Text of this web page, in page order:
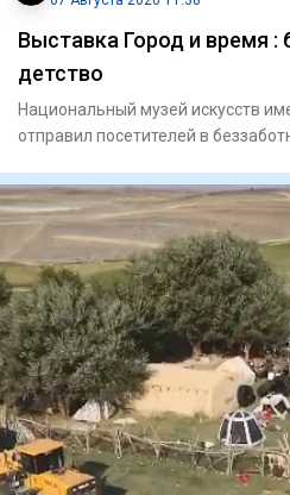
Выставка Город и время :
детство
Национальный музей искусств
отправил посетителей в